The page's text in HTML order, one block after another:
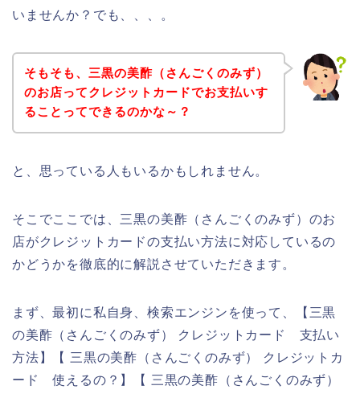
いませんか？でも、、、。
そもそも、三黒の美酢（さんごくのみず）
のお店ってクレジットカードでお支払いす
ることってできるのかな～？
と、思っている人もいるかもしれません。
そこでここでは、三黒の美酢（さんごくのみず）のお
店がクレジットカードの支払い方法に対応しているの
かどうかを徹底的に解説させていただきます。
まず、最初に私自身、検索エンジンを使って、【三黒
の美酢（さんごくのみず） クレジットカード 支払い
方法】【 三黒の美酢（さんごくのみず） クレジットカ
ード 使えるの？】【 三黒の美酢（さんごくのみず）